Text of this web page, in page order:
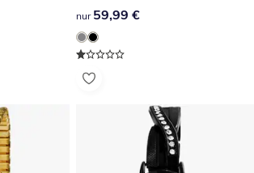
59,99 €
nur 59,99 €